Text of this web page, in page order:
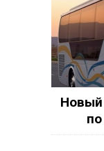
Новый